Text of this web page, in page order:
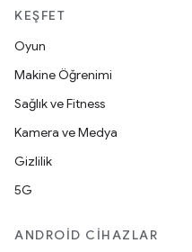
KEŞFET
Oyun
Makine Öğrenimi
Sağlık ve Fitness
Kamera ve Medya
Gizlilik
5G
ANDROID CIHAZLAR